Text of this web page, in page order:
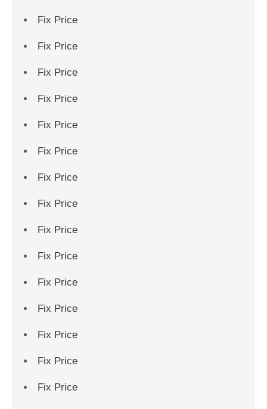
Fix Price
Fix Price
Fix Price
Fix Price
Fix Price
Fix Price
Fix Price
Fix Price
Fix Price
Fix Price
Fix Price
Fix Price
Fix Price
Fix Price
Fix Price